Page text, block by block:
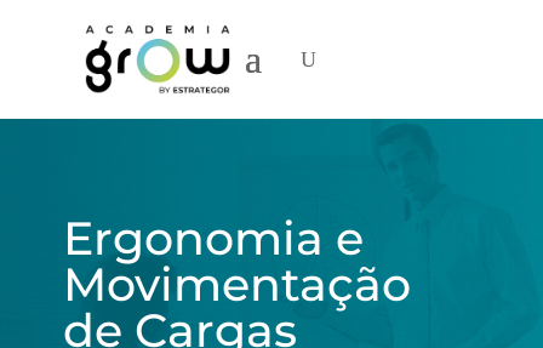
Ergonomia e
Movimentação
de Cargas